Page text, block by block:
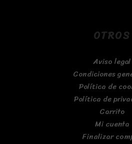
OTROS
Aviso legal
Condiciones
Política de
Política de
Carrito
Mi cuenta
Finalizar